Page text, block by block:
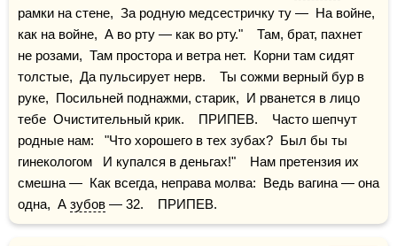
рамки на стене,  За родную медсестричку ту —  На войне,
как на войне,  А во рту — как во рту."    Там, брат, пахнет
не розами,  Там простора и ветра нет.  Корни там сидят
толстые,  Да пульсирует нерв.    Ты сожми верный бур в
руке,  Посильней поднажми, старик,  И рванется в лицо
тебе  Очистительный крик.    ПРИПЕВ.    Часто шепчут
родные нам:   "Что хорошего в тех зубах?  Был бы ты
гинекологом   И купался в деньгах!"    Нам претензия их
смешна —  Как всегда, неправа молва:  Ведь вагина — она
одна,  А зубов — 32.    ПРИПЕВ.